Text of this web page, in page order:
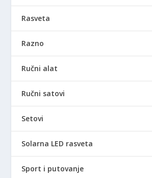
Rasveta
Razno
Ručni alat
Ručni satovi
Setovi
Solarna LED rasveta
Sport i putovanje